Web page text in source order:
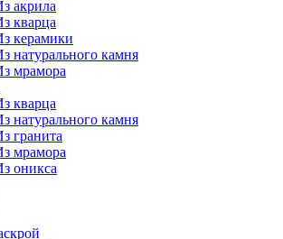
акрила
кварца
керамики
натурального камня
мрамора
кварца
натурального камня
гранита
мрамора
оникса